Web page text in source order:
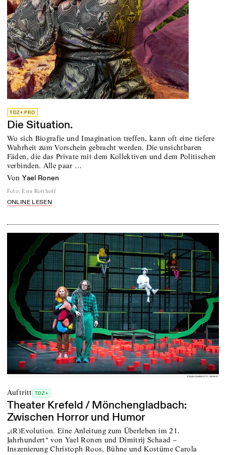
TDZ+ PRO
Die Situation.
Wo sich Biografie und Imagination treffen, kann oft eine tiefere
Wahrheit zum Vorschein gebracht werden. Die unsichtbaren
Fäden, die das Private mit dem Kollektiven und dem Politischen
verbinden. Alle paar …
von Yael Ronen
Foto: Esra Rotthoff
ONLINE LESEN
Auftritt TDZ+
Theater Krefeld / Mönchengladbach:
Zwischen Horror und Humor
„(R)Evolution. Eine Anleitung zum Überleben im 21.
Jahrhundert“ von Yael Ronen und Dimitrij Schaad –
Inszenierung Christoph Roos, Bühne und Kostüme Carola